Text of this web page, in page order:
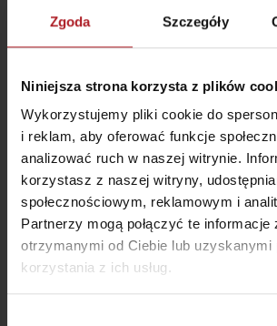
Zgoda Szczegóły
Niniejsza strona korzysta z plików
Wykorzystujemy pliki cookie do
i reklam, aby oferować funkcje
analizować ruch w naszej witrynie.
korzystasz z naszej witryny,
społecznościowym, reklamowym i
Partnerzy mogą połączyć te informacje
otrzymanymi od Ciebie lub uzyskanymi
korzystania z ich usług.
Aleja lipowa
Liptovský Hrádok